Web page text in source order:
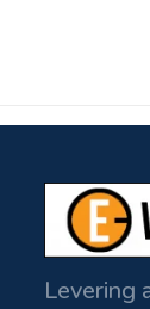
Levering